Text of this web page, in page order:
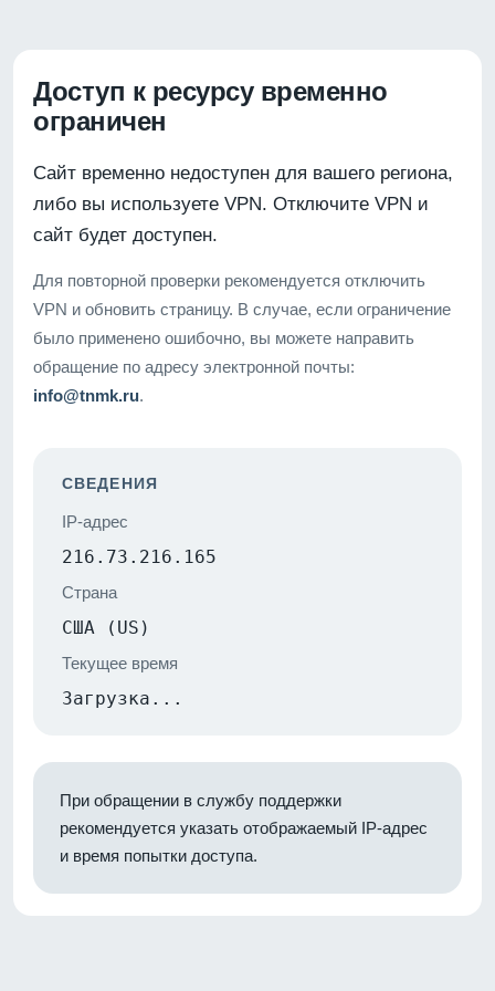
Доступ к ресурсу временно
ограничен
Сайт временно недоступен для вашего региона,
либо вы используете VPN. Отключите VPN и
сайт будет доступен.
Для повторной проверки рекомендуется отключить
VPN и обновить страницу. В случае, если ограничение
было применено ошибочно, вы можете направить
обращение по адресу электронной почты:
info@tnmk.ru.
СВЕДЕНИЯ
IP-адрес
216.73.216.165
Страна
США (US)
Текущее время
Загрузка...
При обращении в службу поддержки
рекомендуется указать отображаемый IP-адрес
и время попытки доступа.